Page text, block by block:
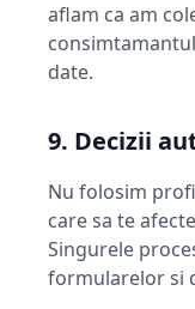
aflam ca am
date.
9. Decizii
Nu folosim
care sa te
Singurele
formularelor si